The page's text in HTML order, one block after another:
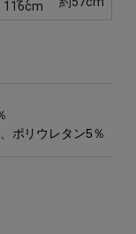
116cm
ポリウレタン5％